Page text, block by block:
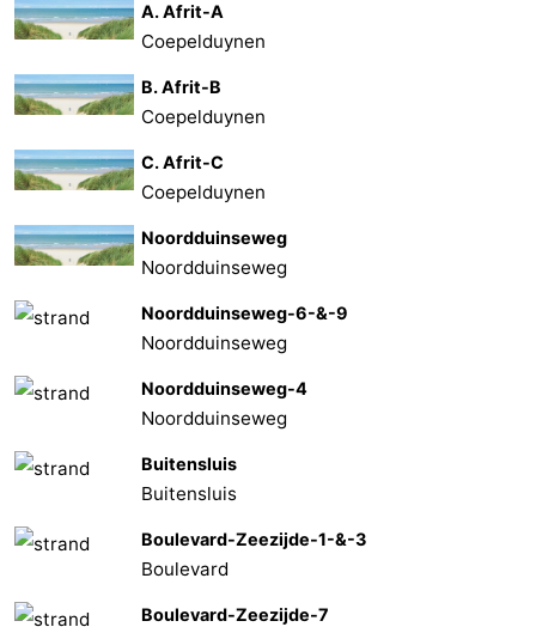
A. Afrit-A
Coepelduynen
B. Afrit-B
Coepelduynen
C. Afrit-C
Coepelduynen
Noordduinseweg
Noordduinseweg
Noordduinseweg-6-&-9
Noordduinseweg
Noordduinseweg-4
Noordduinseweg
Buitensluis
Buitensluis
Boulevard-Zeezijde-1-&-3
Boulevard
Boulevard-Zeezijde-7